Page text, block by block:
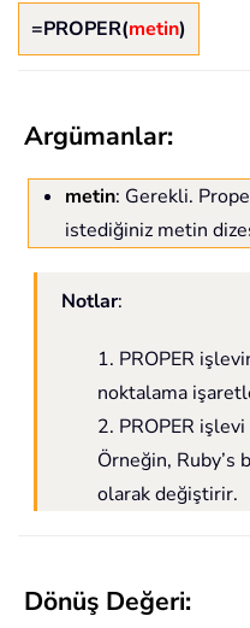
=PROPER(metin)
Argümanlar:
metin: Gerekli.
istediğiniz metin
Notlar:
1. PROPER
noktalama
2. PROPER işlevi
Örneğin, Ruby’s
olarak değiştirir.
Dönüş Değeri: